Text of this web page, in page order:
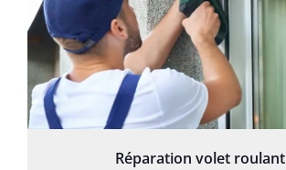
Réparation volet roulant